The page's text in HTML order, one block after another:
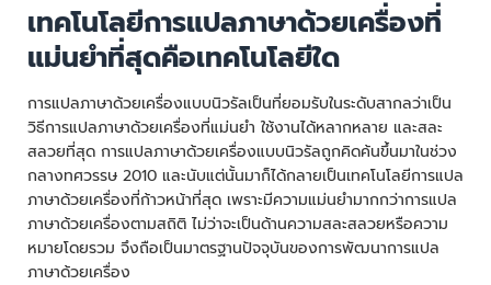
เทคโนโลยีการแปลภาษาด้วยเครื่องที่
แม่นยำที่สุดคือเทคโนโลยีใด
การแปลภาษาด้วยเครื่องแบบนิวรัลเป็นที่ยอมรับในระดับสากลว่าเป็น
วิธีการแปลภาษาด้วยเครื่องที่แม่นยำ ใช้งานได้หลากหลาย และสละ
สลวยที่สุด การแปลภาษาด้วยเครื่องแบบนิวรัลถูกคิดค้นขึ้นมาในช่วง
กลางทศวรรษ 2010 และนับแต่นั้นมาก็ได้กลายเป็นเทคโนโลยีการแปล
ภาษาด้วยเครื่องที่ก้าวหน้าที่สุด เพราะมีความแม่นยำมากกว่าการแปล
ภาษาด้วยเครื่องตามสถิติ ไม่ว่าจะเป็นด้านความสละสลวยหรือความ
หมายโดยรวม จึงถือเป็นมาตรฐานปัจจุบันของการพัฒนาการแปล
ภาษาด้วยเครื่อง